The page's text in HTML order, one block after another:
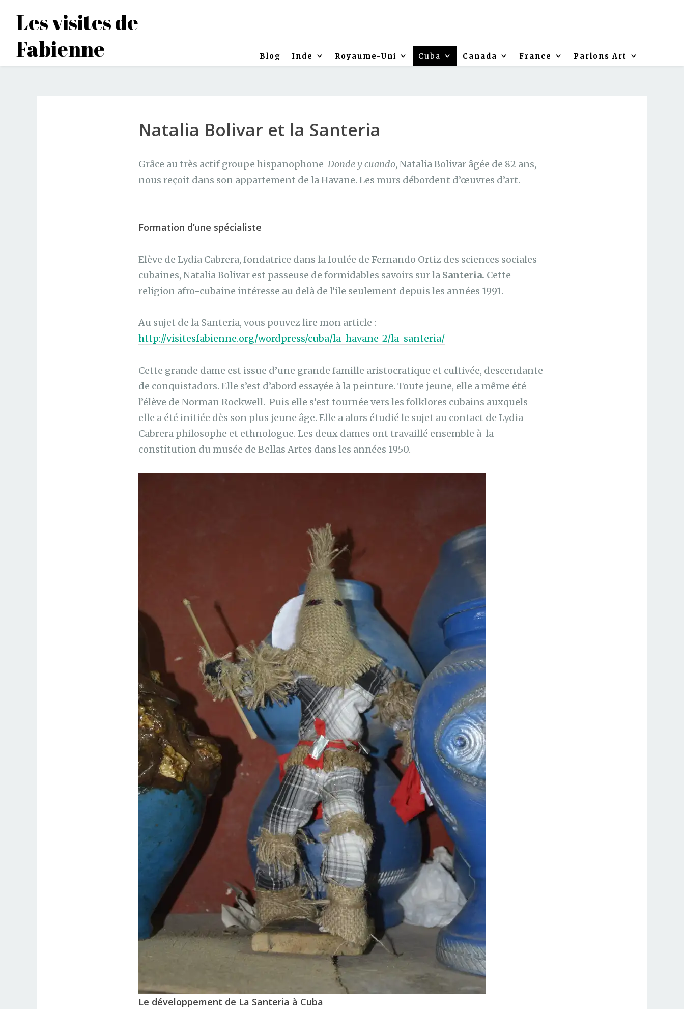
contenu
principal
Les visites de
Fabienne
Blog Inde Royaume-Uni Cuba Canada France Parlons Art
Natalia Bolivar et la Santeria
Grâce au très actif groupe hispanophone Donde y cuando, Natalia Bolivar âgée de 82 ans,
nous reçoit dans son appartement de la Havane. Les murs débordent d’œuvres d’art.
Formation d’une spécialiste
Elève de Lydia Cabrera, fondatrice dans la foulée de Fernando Ortiz des sciences sociales
cubaines, Natalia Bolivar est passeuse de formidables savoirs sur la Santeria. Cette
religion afro-cubaine intéresse au delà de l’ile seulement depuis les années 1991.
Au sujet de la Santeria, vous pouvez lire mon article :
http://visitesfabienne.org/wordpress/cuba/la-havane-2/la-santeria/
Cette grande dame est issue d’une grande famille aristocratique et cultivée, descendante
de conquistadors. Elle s’est d’abord essayée à la peinture. Toute jeune, elle a même été
l’élève de Norman Rockwell. Puis elle s’est tournée vers les folklores cubains auxquels
elle a été initiée dès son plus jeune âge. Elle a alors étudié le sujet au contact de Lydia
Cabrera philosophe et ethnologue. Les deux dames ont travaillé ensemble à la
constitution du musée de Bellas Artes dans les années 1950.
Le développement de La Santeria à Cuba